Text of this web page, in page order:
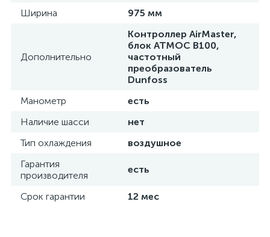
Ширина
975 мм
Дополнительно
Контроллер AirMaster,
блок АТМОС B100,
частотный
преобразователь
Dunfoss
Манометр
есть
Наличие шасси
нет
Тип охлаждения
воздушное
Гарантия
производителя
есть
Срок гарантии 12 мес